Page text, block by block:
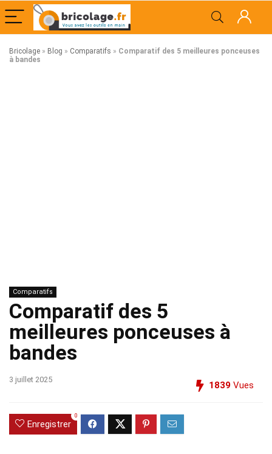
Bricolage » Blog » Comparatifs » Comparatif des 5 meilleures ponceuses
à bandes
Comparatifs
Comparatif des 5
meilleures ponceuses à
bandes
3 juillet 2025
1839 Vues
Enregistrer
0